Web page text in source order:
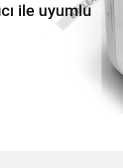
ile uyumlu